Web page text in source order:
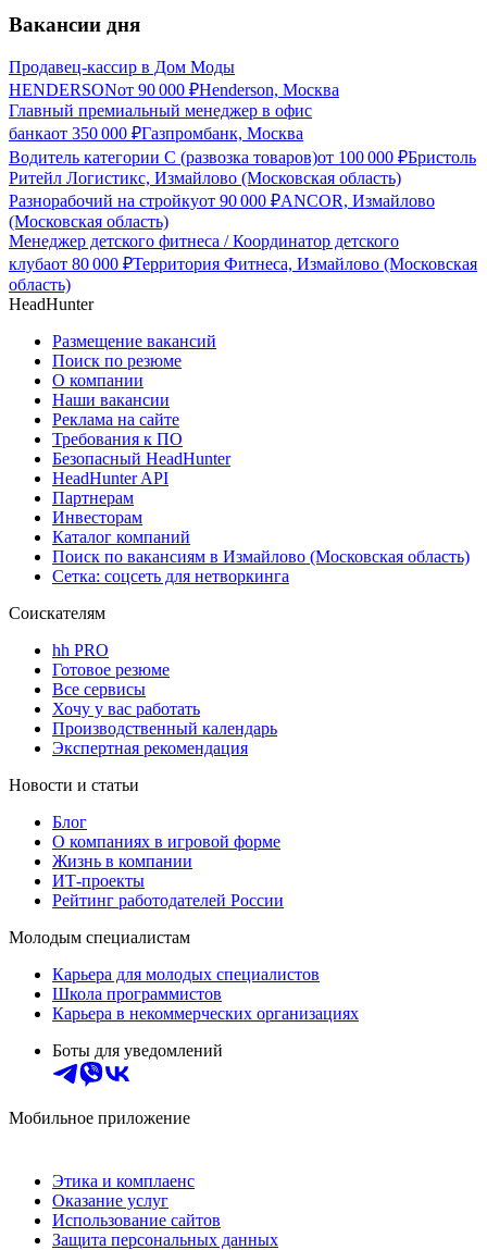
Вакансии дня
Продавец-кассир в Дом Моды
HENDERSONот 90 000 ₽Henderson, Москва
Главный премиальный менеджер в офис
банкаот 350 000 ₽Газпромбанк, Москва
Водитель категории С (развозка товаров)от 100 000 ₽Бристоль
Ритейл Логистикс, Измайлово (Московская область)
Разнорабочий на стройкуот 90 000 ₽ANCOR, Измайлово
(Московская область)
Менеджер детского фитнеса / Координатор детского
клубаот 80 000 ₽Территория Фитнеса, Измайлово (Московская
область)
HeadHunter
Размещение вакансий
Поиск по резюме
О компании
Наши вакансии
Реклама на сайте
Требования к ПО
Безопасный HeadHunter
HeadHunter API
Партнерам
Инвесторам
Каталог компаний
Поиск по вакансиям в Измайлово (Московская область)
Сетка: соцсеть для нетворкинга
Соискателям
hh PRO
Готовое резюме
Все сервисы
Хочу у вас работать
Производственный календарь
Экспертная рекомендация
Новости и статьи
Блог
О компаниях в игровой форме
Жизнь в компании
ИТ-проекты
Рейтинг работодателей России
Молодым специалистам
Карьера для молодых специалистов
Школа программистов
Карьера в некоммерческих организациях
Боты для уведомлений
Мобильное приложение
Этика и комплаенс
Оказание услуг
Использование сайтов
Защита персональных данных